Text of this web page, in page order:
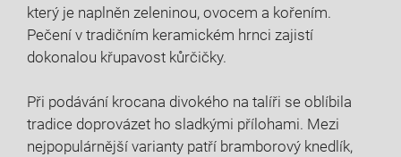
který je naplněn zeleninou, ovocem a kořením.
Pečení v tradičním keramickém hrnci zajistí
dokonalou křupavost kůrčičky.
Při podávání krocana divokého na talíři se oblíbila
tradice doprovázet ho sladkými přílohami. Mezi
nejpopulárnější varianty patří bramborový knedlík,